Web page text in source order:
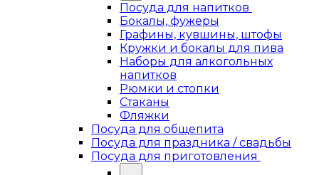
Посуда для напитков
Бокалы, фужеры
Графины, кувшины, штофы
Кружки и бокалы для пива
Наборы для алкогольных
напитков
Рюмки и стопки
Стаканы
Фляжки
Посуда для общепита
Посуда для праздника / свадьбы
Посуда для приготовления